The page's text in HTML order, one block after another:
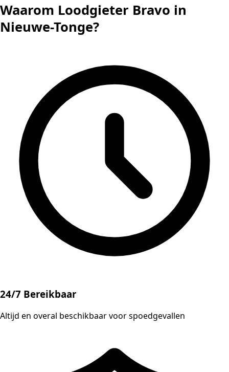
Waarom Loodgieter Bravo in
Nieuwe-Tonge?
24/7 Bereikbaar
Altijd en overal beschikbaar voor spoedgevallen